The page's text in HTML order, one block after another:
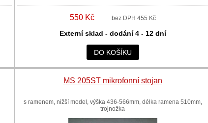
550 Kč bez DPH 455 Kč
Externí sklad - dodání 4 - 12 dní
DO KOŠÍKU
MS 205ST mikrofonní stojan
s ramenem, nižší model, výška 436-566mm, délka ramena 510mm,
trojnožka